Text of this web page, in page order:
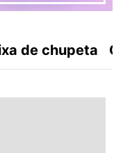
de chupeta